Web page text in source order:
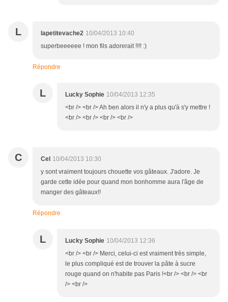
L lapetitevache2 10/04/2013 10:40
superbeeeeee ! mon fils adorerait !!!! :)
Répondre
L Lucky Sophie 10/04/2013 12:35
<br /> <br /> Ah ben alors il n'y a plus qu'à s'y mettre !
<br /> <br /> <br /> <br />
C Cel 10/04/2013 10:30
y sont vraiment toujours chouette vos gâteaux. J'adore. Je
garde cette idée pour quand mon bonhomme aura l'âge de
manger des gâteaux!!
Répondre
L Lucky Sophie 10/04/2013 12:36
<br /> <br /> Merci, celui-ci est vraiment très simple,
le plus compliqué est de trouver la pâte à sucre
rouge quand on n'habite pas Paris !<br /> <br /> <br
/> <br />